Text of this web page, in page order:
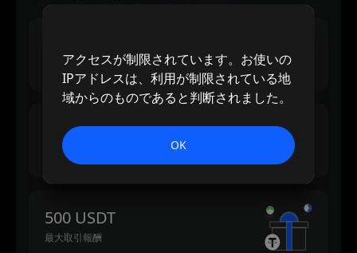
最大新規登録報酬
500 USDT
最大入金報酬
500 USDT
最大取引報酬
アクセスが制限されています。お使いの
IPアドレスは、利用が制限されている地
域からのものであると判断されました。
OK